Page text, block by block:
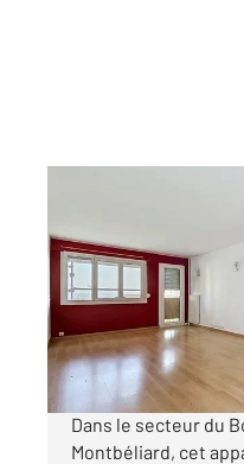
Ref : 33744
Appartement
55
Visiter le site dédié
Dans le secteur du
Montbéliard, cet